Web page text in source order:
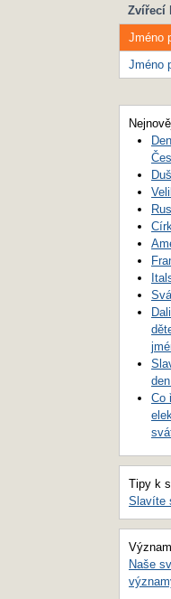
Zvířecí
Jméno
Jméno
Co
Tipy k
Slavíte
Naše